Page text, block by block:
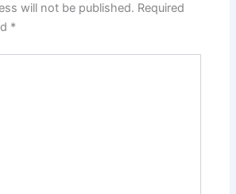
will not be published. Required
*